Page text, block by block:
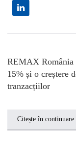
REMAX România
15% și o creștere
tranzacțiilor
Citește în continuare